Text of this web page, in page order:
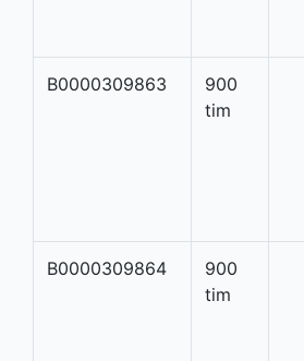
B0000309863
900
tim
B0000309864
900
tim